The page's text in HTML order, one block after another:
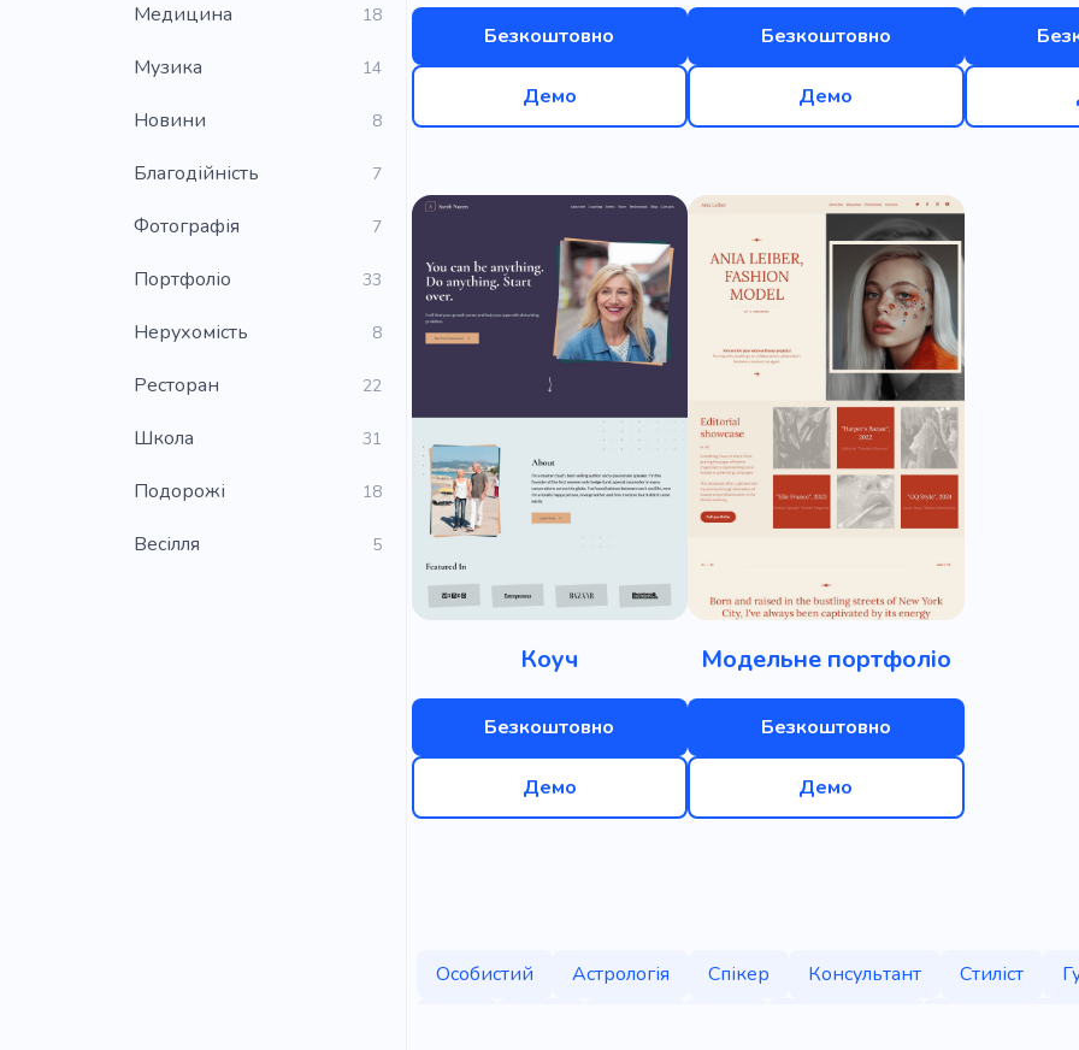
Медицина 18
Музика 14
Новини 8
Благодійність 7
Фотографія 7
Портфоліо 33
Нерухомість 8
Ресторан 22
Школа 31
Подорожі 18
Весілля 5
Безкоштовно
Демо
Безкоштовно
Демо
Коуч
Безкоштовно
Демо
Модельне портфоліо
Безкоштовно
Демо
Особистий Астрологія Спікер Консультант Стиліст